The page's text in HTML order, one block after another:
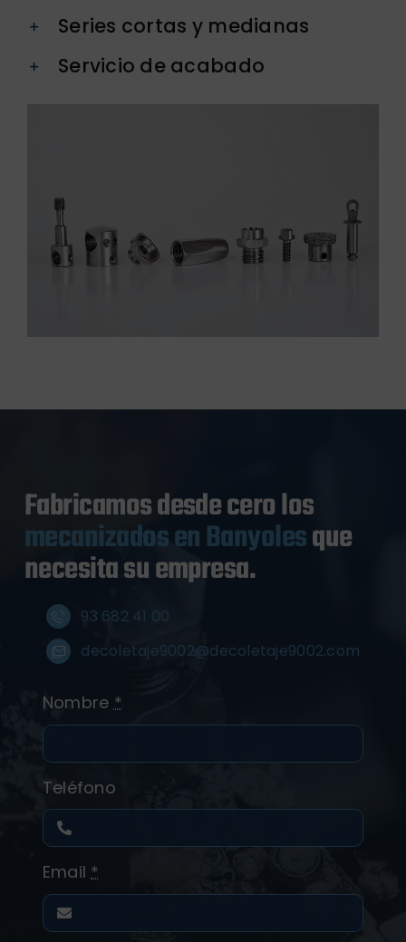
Series cortas y medianas
Servicio de acabado
Fabricamos desde cero los
mecanizados en Banyolesque
necesita su empresa.
93 682 41 00
decoletaje9002@decoletaje9002.com
Nombre*
Teléfono
Email*